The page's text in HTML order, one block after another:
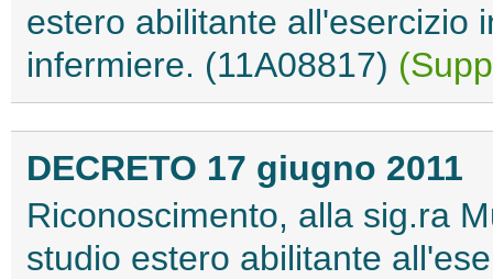
estero abilitante all'esercizio
infermiere. (11A08817)
DECRETO 17 giugno 2011
Riconoscimento, alla sig.ra
studio estero abilitante